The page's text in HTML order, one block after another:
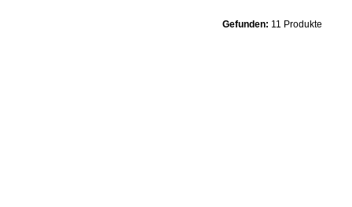
Gefunden: 11 Produkte